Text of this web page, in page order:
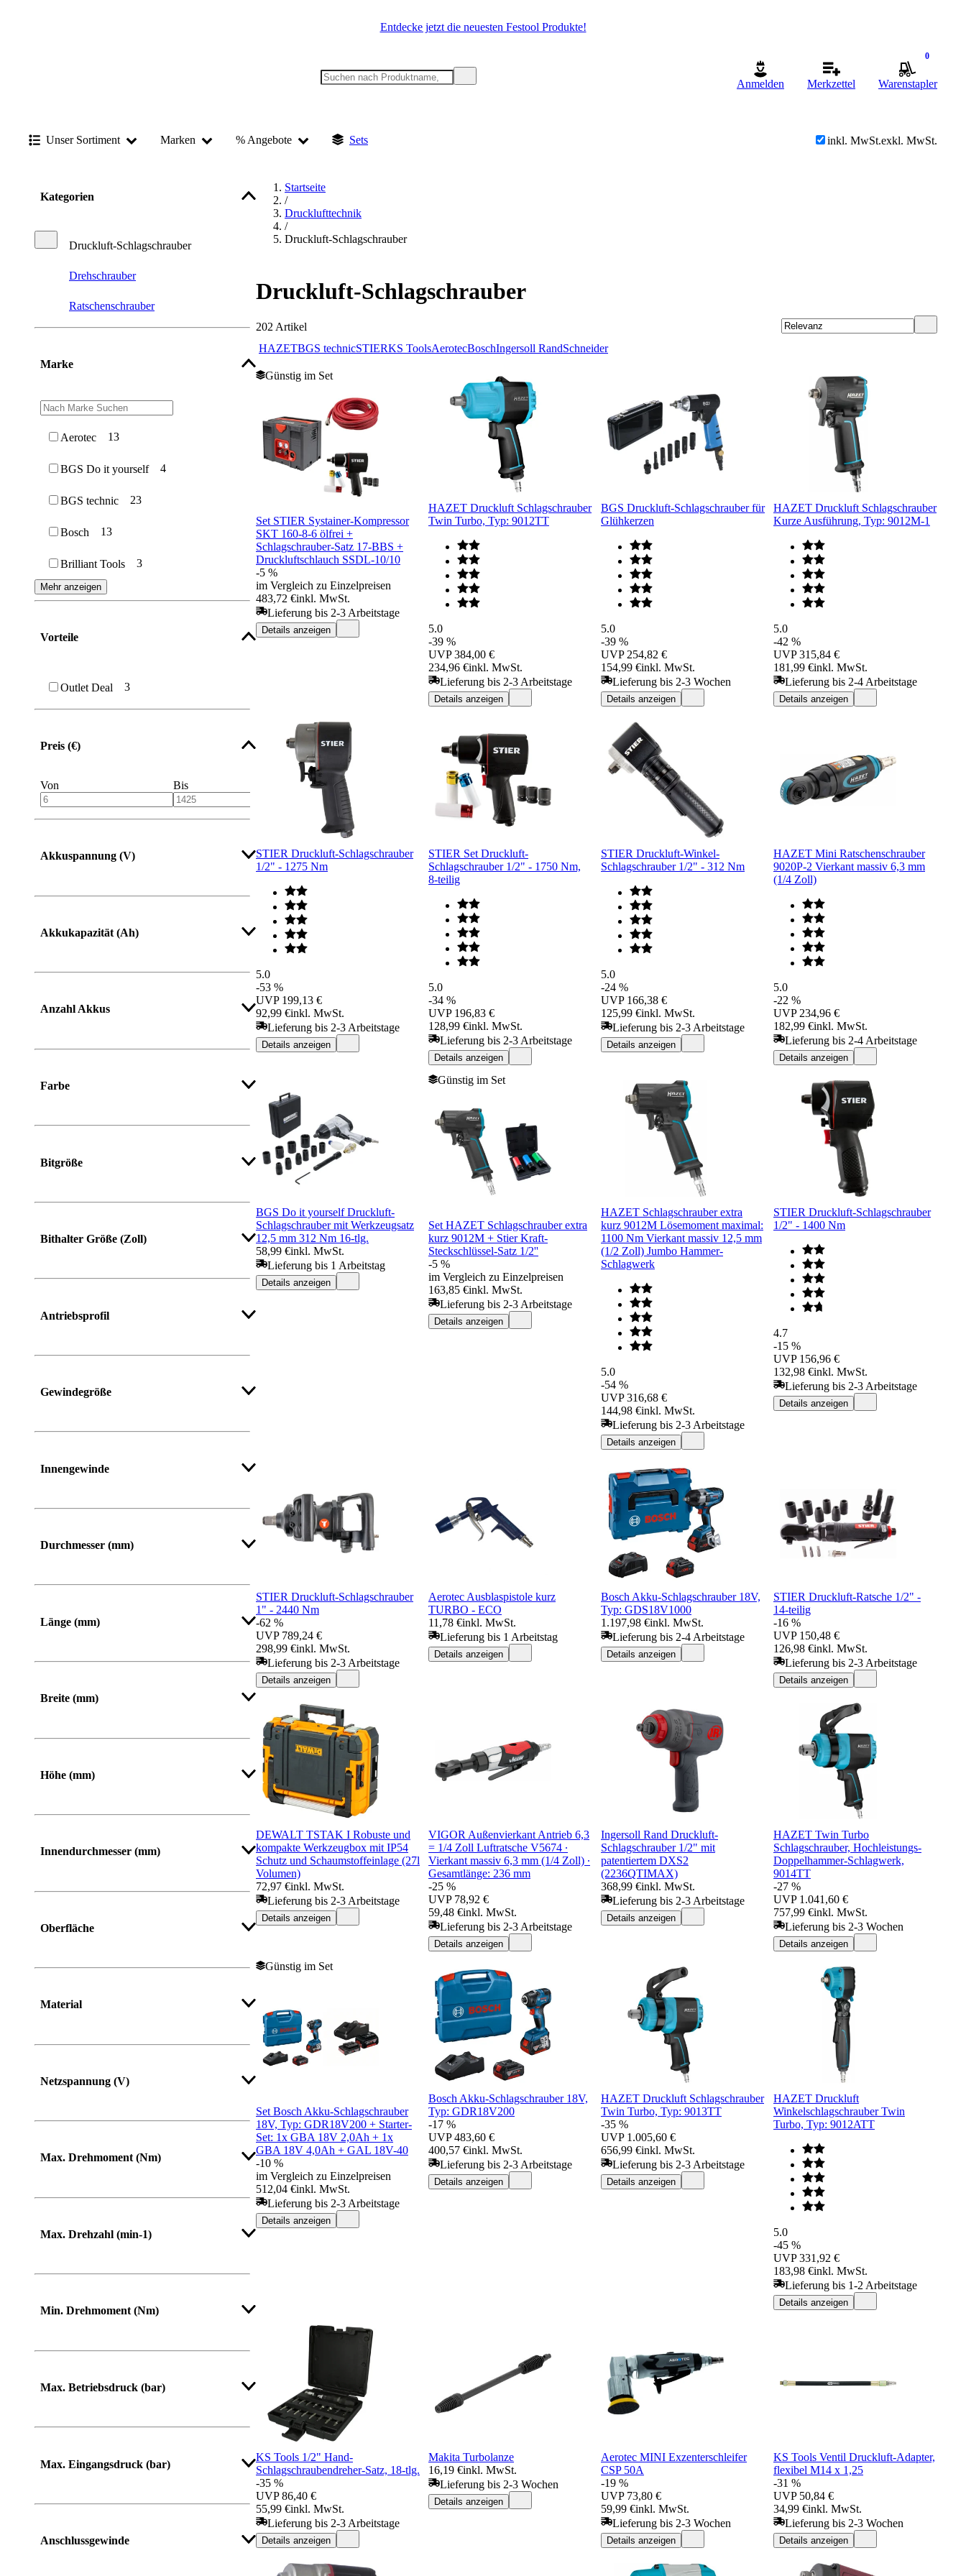
Entdecke jetzt die neuesten Festool Produkte!
Anmelden Merkzettel
0
Warenstapler
Unser Sortiment Marken % Angebote Sets inkl. MwSt.exkl. MwSt.
Kategorien
Druckluft-Schlagschrauber
Drehschrauber
Ratschenschrauber
Marke
Aerotec 13
BGS Do it yourself 4
BGS technic 23
Bosch 13
Brilliant Tools 3
Mehr anzeigen
Vorteile
Outlet Deal 3
Preis (€)
Von Bis
Akkuspannung (V)
Akkukapazität (Ah)
Anzahl Akkus
Farbe
Bitgröße
Bithalter Größe (Zoll)
Antriebsprofil
Gewindegröße
Innengewinde
Durchmesser (mm)
Länge (mm)
Von Bis
Breite (mm)
Von Bis
Höhe (mm)
Von Bis
Innendurchmesser (mm)
Oberfläche
Material
Netzspannung (V)
Max. Drehmoment (Nm)
Max. Drehzahl (min-1)
Min. Drehmoment (Nm)
Max. Betriebsdruck (bar)
Max. Eingangsdruck (bar)
Anschlussgewinde
Startseite
/
Drucklufttechnik
/
Druckluft-Schlagschrauber
Druckluft-Schlagschrauber
202 Artikel
HAZETBGS technicSTIERKS ToolsAerotecBoschIngersoll RandSchneider
Günstig im Set
Set STIER Systainer-Kompressor
SKT 160-8-6 ölfrei +
Schlagschrauber-Satz 17-BBS +
Druckluftschlauch SSDL-10/10
-5 %
im Vergleich zu Einzelpreisen
483,72 €inkl. MwSt.
Lieferung bis 2-3 Arbeitstage
Details anzeigen
HAZET Druckluft Schlagschrauber
Twin Turbo, Typ: 9012TT
5.0
-39 %
UVP 384,00 €
234,96 €inkl. MwSt.
Lieferung bis 2-3 Arbeitstage
Details anzeigen
BGS Druckluft-Schlagschrauber für
Glühkerzen
5.0
-39 %
UVP 254,82 €
154,99 €inkl. MwSt.
Lieferung bis 2-3 Wochen
Details anzeigen
HAZET Druckluft Schlagschrauber
Kurze Ausführung, Typ: 9012M-1
5.0
-42 %
UVP 315,84 €
181,99 €inkl. MwSt.
Lieferung bis 2-4 Arbeitstage
Details anzeigen
STIER Druckluft-Schlagschrauber
1/2" - 1275 Nm
5.0
-53 %
UVP 199,13 €
92,99 €inkl. MwSt.
Lieferung bis 2-3 Arbeitstage
Details anzeigen
STIER Set Druckluft-
Schlagschrauber 1/2" - 1750 Nm,
8-teilig
5.0
-34 %
UVP 196,83 €
128,99 €inkl. MwSt.
Lieferung bis 2-3 Arbeitstage
Details anzeigen
STIER Druckluft-Winkel-
Schlagschrauber 1/2" - 312 Nm
5.0
-24 %
UVP 166,38 €
125,99 €inkl. MwSt.
Lieferung bis 2-3 Arbeitstage
Details anzeigen
HAZET Mini Ratschenschrauber
9020P-2 Vierkant massiv 6,3 mm
(1/4 Zoll)
5.0
-22 %
UVP 234,96 €
182,99 €inkl. MwSt.
Lieferung bis 2-4 Arbeitstage
Details anzeigen
BGS Do it yourself Druckluft-
Schlagschrauber mit Werkzeugsatz
12,5 mm 312 Nm 16-tlg.
58,99 €inkl. MwSt.
Lieferung bis 1 Arbeitstag
Details anzeigen
Günstig im Set
Set HAZET Schlagschrauber extra
kurz 9012M + Stier Kraft-
Steckschlüssel-Satz 1/2''
-5 %
im Vergleich zu Einzelpreisen
163,85 €inkl. MwSt.
Lieferung bis 2-3 Arbeitstage
Details anzeigen
HAZET Schlagschrauber extra
kurz 9012M Lösemoment maximal:
1100 Nm Vierkant massiv 12,5 mm
(1/2 Zoll) Jumbo Hammer-
Schlagwerk
5.0
-54 %
UVP 316,68 €
144,98 €inkl. MwSt.
Lieferung bis 2-3 Arbeitstage
Details anzeigen
STIER Druckluft-Schlagschrauber
1/2" - 1400 Nm
4.7
-15 %
UVP 156,96 €
132,98 €inkl. MwSt.
Lieferung bis 2-3 Arbeitstage
Details anzeigen
STIER Druckluft-Schlagschrauber
1" - 2440 Nm
-62 %
UVP 789,24 €
298,99 €inkl. MwSt.
Lieferung bis 2-3 Arbeitstage
Details anzeigen
Aerotec Ausblaspistole kurz
TURBO - ECO
11,78 €inkl. MwSt.
Lieferung bis 1 Arbeitstag
Details anzeigen
Bosch Akku-Schlagschrauber 18V,
Typ: GDS18V1000
1.197,98 €inkl. MwSt.
Lieferung bis 2-4 Arbeitstage
Details anzeigen
STIER Druckluft-Ratsche 1/2" -
14-teilig
-16 %
UVP 150,48 €
126,98 €inkl. MwSt.
Lieferung bis 2-3 Arbeitstage
Details anzeigen
DEWALT TSTAK I Robuste und
kompakte Werkzeugbox mit IP54
Schutz und Schaumstoffeinlage (27l
Volumen)
72,97 €inkl. MwSt.
Lieferung bis 2-3 Arbeitstage
Details anzeigen
VIGOR Außenvierkant Antrieb 6,3
= 1/4 Zoll Luftratsche V5674 ∙
Vierkant massiv 6,3 mm (1/4 Zoll) ∙
Gesamtlänge: 236 mm
-25 %
UVP 78,92 €
59,48 €inkl. MwSt.
Lieferung bis 2-3 Arbeitstage
Details anzeigen
Ingersoll Rand Druckluft-
Schlagschrauber 1/2" mit
patentiertem DXS2
(2236QTIMAX)
368,99 €inkl. MwSt.
Lieferung bis 2-3 Arbeitstage
Details anzeigen
HAZET Twin Turbo
Schlagschrauber, Hochleistungs-
Doppelhammer-Schlagwerk,
9014TT
-27 %
UVP 1.041,60 €
757,99 €inkl. MwSt.
Lieferung bis 2-3 Wochen
Details anzeigen
Günstig im Set
Set Bosch Akku-Schlagschrauber
18V, Typ: GDR18V200 + Starter-
Set: 1x GBA 18V 2,0Ah + 1x
GBA 18V 4,0Ah + GAL 18V-40
-10 %
im Vergleich zu Einzelpreisen
512,04 €inkl. MwSt.
Lieferung bis 2-3 Arbeitstage
Details anzeigen
Bosch Akku-Schlagschrauber 18V,
Typ: GDR18V200
-17 %
UVP 483,60 €
400,57 €inkl. MwSt.
Lieferung bis 2-3 Arbeitstage
Details anzeigen
HAZET Druckluft Schlagschrauber
Twin Turbo, Typ: 9013TT
-35 %
UVP 1.005,60 €
656,99 €inkl. MwSt.
Lieferung bis 2-3 Arbeitstage
Details anzeigen
HAZET Druckluft
Winkelschlagschrauber Twin
Turbo, Typ: 9012ATT
5.0
-45 %
UVP 331,92 €
183,98 €inkl. MwSt.
Lieferung bis 1-2 Arbeitstage
Details anzeigen
KS Tools 1/2" Hand-
Schlagschraubendreher-Satz, 18-tlg.
-35 %
UVP 86,40 €
55,99 €inkl. MwSt.
Lieferung bis 2-3 Arbeitstage
Details anzeigen
Makita Turbolanze
16,19 €inkl. MwSt.
Lieferung bis 2-3 Wochen
Details anzeigen
Aerotec MINI Exzenterschleifer
CSP 50A
-19 %
UVP 73,80 €
59,99 €inkl. MwSt.
Lieferung bis 2-3 Wochen
Details anzeigen
KS Tools Ventil Druckluft-Adapter,
flexibel M14 x 1,25
-31 %
UVP 50,84 €
34,99 €inkl. MwSt.
Lieferung bis 2-3 Wochen
Details anzeigen